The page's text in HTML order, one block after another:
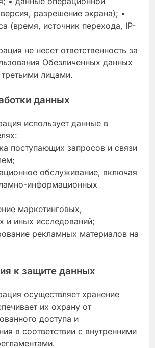
разрешение экрана); •
(время, источник перехода, IP-
не несет ответственность за
Обезличенных данных
лицами.
данных
использует данные в
поступающих запросов и связи
обслуживание, включая
информационных
маркетинговых,
и иных исследований;
рекламных материалов на
к защите данных
осуществляет хранение
их охрану от
доступа и
в соответствии с внутренними